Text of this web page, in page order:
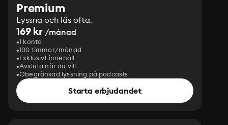
Premium
Lyssna och läs ofta.
169 kr /månad
1 konto
100 timmar/månad
Exklusivt innehåll
Avsluta när du vill
Obegränsad lyssning på podcasts
Starta erbjudandet